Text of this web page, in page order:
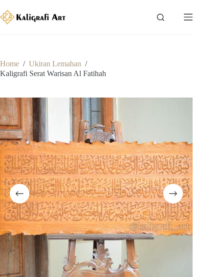
to
content
Home / Ukiran Lemahan /
Kaligrafi Serat Warisan Al Fatihah